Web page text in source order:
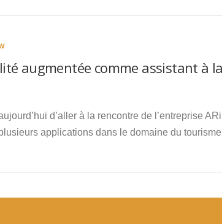
augmentée comme assistant à
d’aller à la rencontre de l’entreprise
applications dans le domaine du